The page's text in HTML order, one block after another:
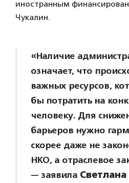
иностранным
Чукалин.
«Наличие
означает, что
важных ресурсов,
бы потратить на
человеку. Для
барьеров нужно
скорее даже не
НКО, а отраслевое
— заявила